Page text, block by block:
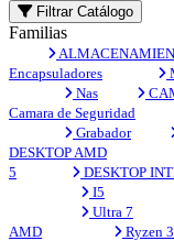
Filtrar Catálogo
Familias
Encapsuladores
Nas
Camara de Seguridad
Grabador
DESKTOP AMD
5
DESKTOP
I5
Ultra 7
AMD
Ryzen 3